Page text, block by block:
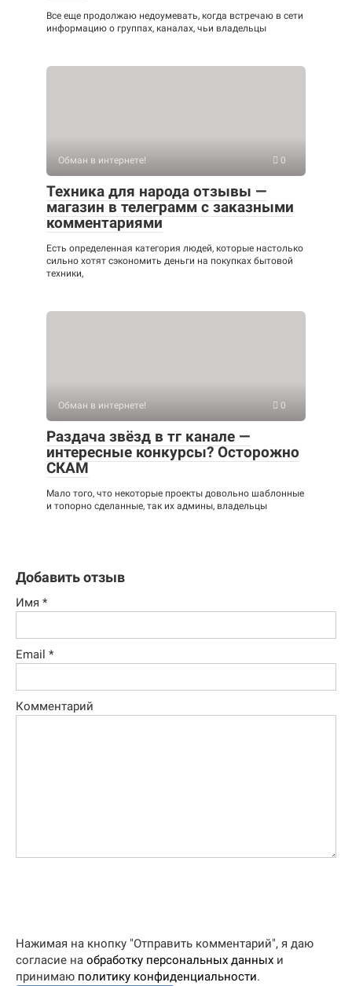
Все еще продолжаю недоумевать, когда встречаю в сети
информацию о группах, каналах, чьи владельцы
Обман в интернете! 0
Техника для народа отзывы —
магазин в телеграмм с заказными
комментариями
Есть определенная категория людей, которые настолько
сильно хотят сэкономить деньги на покупках бытовой
техники,
Обман в интернете! 0
Раздача звёзд в тг канале —
интересные конкурсы? Осторожно
СКАМ
Мало того, что некоторые проекты довольно шаблонные
и топорно сделанные, так их админы, владельцы
Добавить отзыв
Имя *
Email *
Комментарий
Нажимая на кнопку "Отправить комментарий", я даю
согласие на обработку персональных данных и
принимаю политику конфиденциальности.